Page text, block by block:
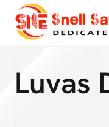
content
Luvas